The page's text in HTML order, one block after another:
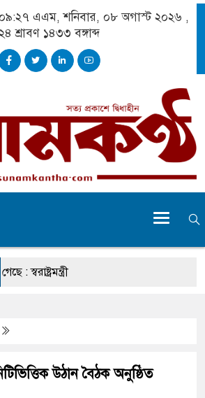
এএম, শনিবার, ০৮ অগাস্ট ২০২৬ ,
শ্রাবণ ১৪৩৩ বঙ্গাব্দ
উন্নয়ন করতে চাই : এমপি
উঠান বৈঠক অনুষ্ঠিত